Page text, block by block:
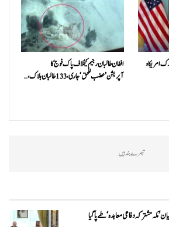
امریکا و
افغان طالبان رجیم کیخلاف پاک فوج کا
آپریشن’عضب للحق‘ جاری، 133 طالبان ہلاک،…
تبصرے بند ہیں.
مشترکہ دفاعی معاہدہ‘ طے پا گیا